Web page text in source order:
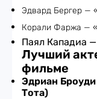
Эдвард Бергер —
Корали Фаржа —
Паял Кападиа
Лучший
фильме
Эдриан
Тота)